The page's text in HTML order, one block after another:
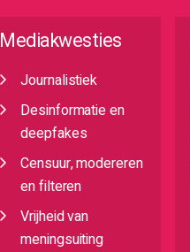
Mediakwesties
Journalistiek
Desinformatie en
deepfakes
Censuur, modereren
en filteren
Vrijheid van
meningsuiting